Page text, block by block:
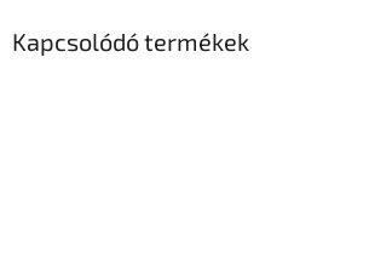
Kapcsolódó termékek